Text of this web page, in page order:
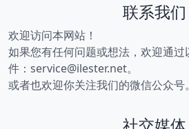
联系我们
欢迎访问本网站！
如果您有任何问题或想法，欢迎通
件：service@ilester.net。
或者也欢迎你关注我们的微信公众号。